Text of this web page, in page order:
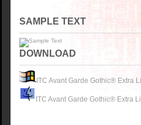
SAMPLE TEXT
DOWNLOAD
ITC Avant Garde Gothic® Extra
ITC Avant Garde Gothic® Extra